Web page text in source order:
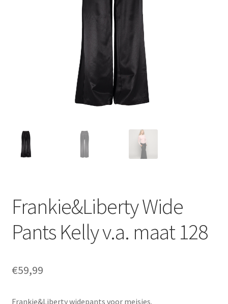
Frankie&Liberty Wide
Pants Kelly v.a. maat 128
€59,99
Frankie&Liberty widepants voor meisjes.